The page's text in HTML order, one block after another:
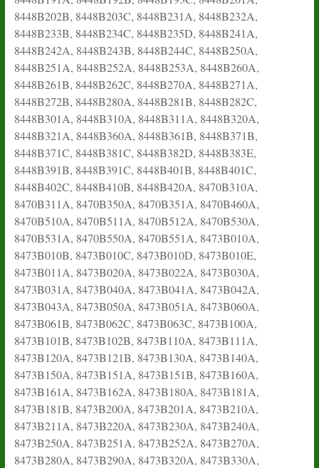
8448B202B, 8448B203C, 8448B231A, 8448B232A,
8448B233B, 8448B234C, 8448B235D, 8448B241A,
8448B242A, 8448B243B, 8448B244C, 8448B250A,
8448B251A, 8448B252A, 8448B253A, 8448B260A,
8448B261B, 8448B262C, 8448B270A, 8448B271A,
8448B272B, 8448B280A, 8448B281B, 8448B282C,
8448B301A, 8448B310A, 8448B311A, 8448B320A,
8448B321A, 8448B360A, 8448B361B, 8448B371B,
8448B371C, 8448B381C, 8448B382D, 8448B383E,
8448B391B, 8448B391C, 8448B401B, 8448B401C,
8448B402C, 8448B410B, 8448B420A, 8470B310A,
8470B311A, 8470B350A, 8470B351A, 8470B460A,
8470B510A, 8470B511A, 8470B512A, 8470B530A,
8470B531A, 8470B550A, 8470B551A, 8473B010A,
8473B010B, 8473B010C, 8473B010D, 8473B010E,
8473B011A, 8473B020A, 8473B022A, 8473B030A,
8473B031A, 8473B040A, 8473B041A, 8473B042A,
8473B043A, 8473B050A, 8473B051A, 8473B060A,
8473B061B, 8473B062C, 8473B063C, 8473B100A,
8473B101B, 8473B102B, 8473B110A, 8473B111A,
8473B120A, 8473B121B, 8473B130A, 8473B140A,
8473B150A, 8473B151A, 8473B151B, 8473B160A,
8473B161A, 8473B162A, 8473B180A, 8473B181A,
8473B181B, 8473B200A, 8473B201A, 8473B210A,
8473B211A, 8473B220A, 8473B230A, 8473B240A,
8473B250A, 8473B251A, 8473B252A, 8473B270A,
8473B280A, 8473B290A, 8473B320A, 8473B330A,